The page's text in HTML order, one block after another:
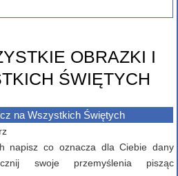
OBRAZKI I
ŚWIĘTYCH
na Wszystkich Świętych
napisz co oznacza dla Ciebie dany
swoje przemyślenia pisząc